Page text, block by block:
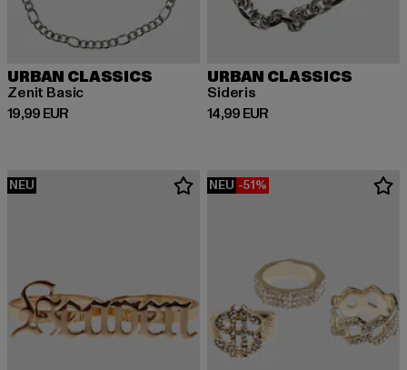
URBAN CLASSICS
Zenit Basic
19,99 EUR
Derzeitiger Preis: 19,99 EUR
URBAN CLASSICS
Sideris
14,99 EUR
Derzeitiger Preis: 14,99 EUR
NEU NEU -51%